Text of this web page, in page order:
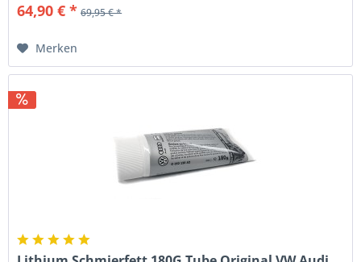
64,90 € * 69,95 € *
Merken